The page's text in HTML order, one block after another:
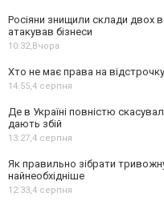
Росіяни знищили склади двох
атакував бізнеси
10:32,Вчора
Хто не має права на
14:55,4 серпня
Де в Україні повністю
дають збій
13:27,4 серпня
Як правильно зібрати
найнеобхідніше
12:33,4 серпня